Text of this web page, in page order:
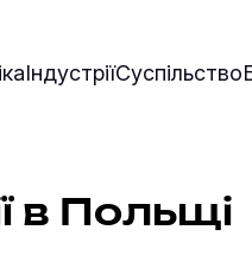
ІндустріїСуспільство
в Польщі